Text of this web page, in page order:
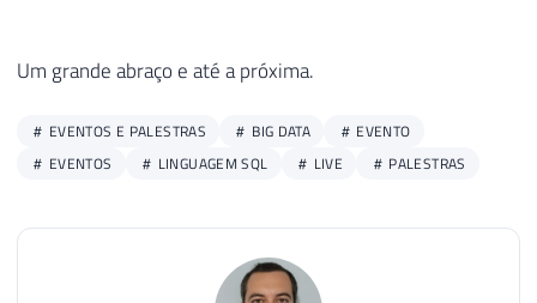
Um grande abraço e até a próxima.
EVENTOS E PALESTRAS BIG DATA
EVENTO
EVENTOS
LINGUAGEM SQL LIVE PALESTRAS